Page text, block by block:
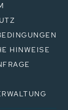
HINWEISE